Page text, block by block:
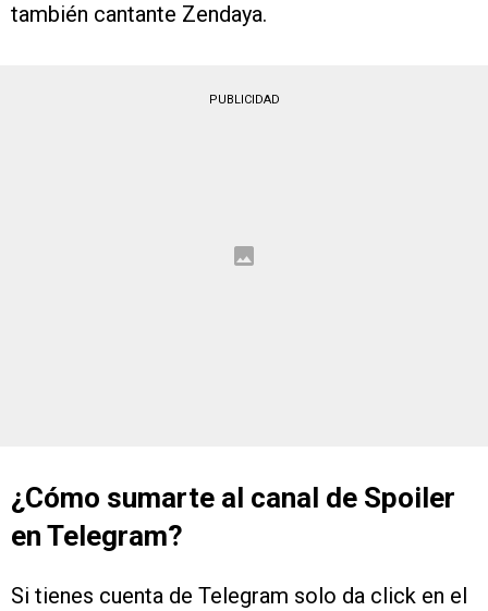
también cantante Zendaya.
PUBLICIDAD
¿Cómo sumarte al canal de Spoiler
en Telegram?
Si tienes cuenta de Telegram solo da click en el